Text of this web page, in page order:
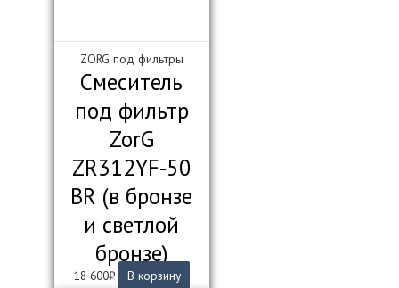
ZORG под фильтры
Смеситель
под фильтр
ZorG
ZR312YF-50
BR (в бронзе
и светлой
бронзе)
18 600₽ В корзину